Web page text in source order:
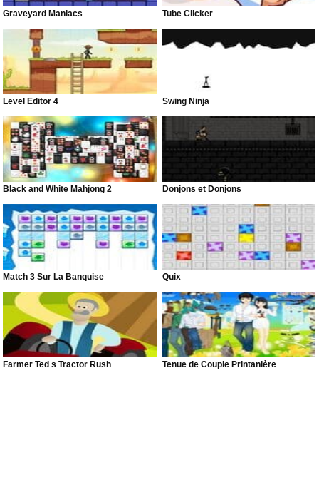
Graveyard Maniacs Tube Clicker
Level Editor 4 Swing Ninja
Black and White Mahjong 2 Donjons et Donjons
Match 3 Sur La Banquise Quix
Farmer Ted s Tractor Rush Tenue de Couple Printanière